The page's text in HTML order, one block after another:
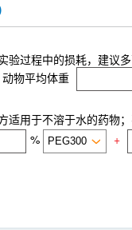
验过程中的损耗，建议
动物平均体重
适用于不溶于水的药物
% +